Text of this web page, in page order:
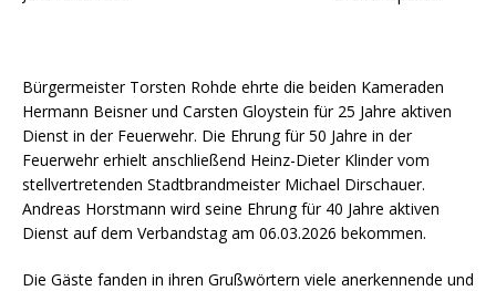
Bürgermeister Torsten Rohde ehrte die beiden Kameraden
Hermann Beisner und Carsten Gloystein für 25 Jahre aktiven
Dienst in der Feuerwehr. Die Ehrung für 50 Jahre in der
Feuerwehr erhielt anschließend Heinz-Dieter Klinder vom
stellvertretenden Stadtbrandmeister Michael Dirschauer.
Andreas Horstmann wird seine Ehrung für 40 Jahre aktiven
Dienst auf dem Verbandstag am 06.03.2026 bekommen.
Die Gäste fanden in ihren Grußwörtern viele anerkennende und